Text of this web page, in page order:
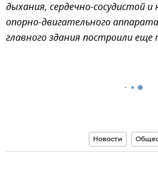
дыхания, сердечно-сосудистой
опорно-двигательного
главного здания построили еще
Новости